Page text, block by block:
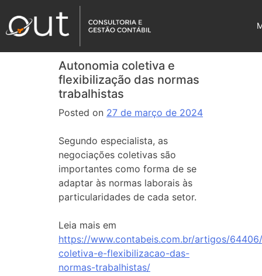
Autonomia coletiva e
flexibilização das normas
trabalhistas
Posted on 27 de março de 2024
Segundo especialista, as
negociações coletivas são
importantes como forma de se
adaptar às normas laborais às
particularidades de cada setor.
Leia mais em
https://www.contabeis.com.br/artigos/
coletiva-e-flexibilizacao-das-
normas-trabalhistas/